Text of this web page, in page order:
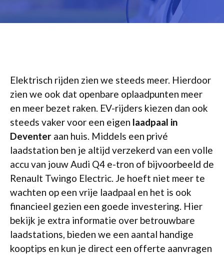
Elektrisch rijden zien we steeds meer. Hierdoor
zien we ook dat openbare oplaadpunten meer
en meer bezet raken. EV-rijders kiezen dan ook
steeds vaker voor een eigen laadpaal in
Deventer aan huis. Middels een privé
laadstation ben je altijd verzekerd van een volle
accu van jouw Audi Q4 e-tron of bijvoorbeeld de
Renault Twingo Electric. Je hoeft niet meer te
wachten op een vrije laadpaal en het is ook
financieel gezien een goede investering. Hier
bekijk je extra informatie over betrouwbare
laadstations, bieden we een aantal handige
kooptips en kun je direct een offerte aanvragen